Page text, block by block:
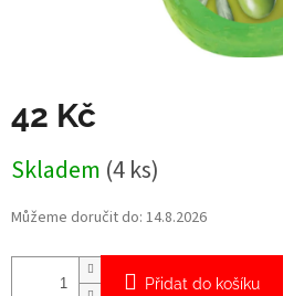
42 Kč
cena:
Skladem (4 ks)
Můžeme doručit do: 14.8.2026
Přidat do košíku